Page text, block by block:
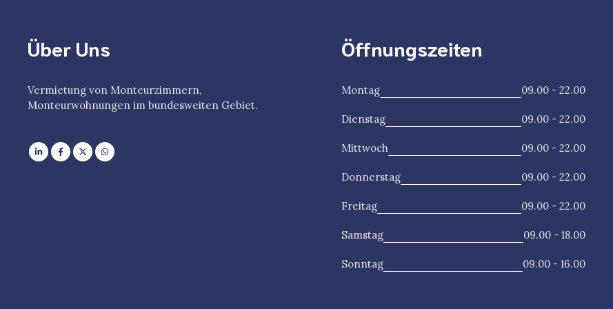
Über Uns
Vermietung von Monteurzimmern,
Monteurwohnungen im bundesweiten Gebiet.
Öffnungszeiten
Montag 09.00 - 22.00
Dienstag 09.00 - 22.00
Mittwoch 09.00 - 22.00
Donnerstag 09.00 - 22.00
Freitag 09.00 - 22.00
Samstag 09.00 - 18.00
Sonntag 09.00 - 16.00